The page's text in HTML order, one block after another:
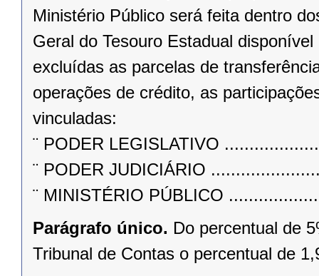
Ministério Público será feita dentro
Geral do Tesouro Estadual
excluídas as parcelas de
operações de crédito, as
vinculadas:
¨ PODER LEGISLATIVO
¨ PODER JUDICIÁRIO
¨ MINISTÉRIO PÚBLICO
Parágrafo único. Do percentual de
Tribunal de Contas o percentual de